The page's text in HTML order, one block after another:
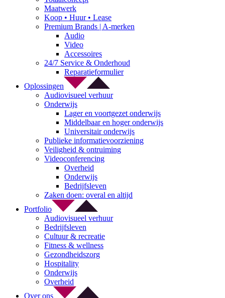
Maatwerk
Koop • Huur • Lease
Premium Brands | A-merken
Audio
Video
Accessoires
24/7 Service & Onderhoud
Reparatieformulier
Oplossingen
Audiovisueel verhuur
Onderwijs
Lager en voortgezet onderwijs
Middelbaar en hoger onderwijs
Universitair onderwijs
Publieke informatievoorziening
Veiligheid & ontruiming
Videoconferencing
Overheid
Onderwijs
Bedrijfsleven
Zaken doen: overal en altijd
Portfolio
Audiovisueel verhuur
Bedrijfsleven
Cultuur & recreatie
Fitness & wellness
Gezondheidszorg
Hospitality
Onderwijs
Overheid
Over ons